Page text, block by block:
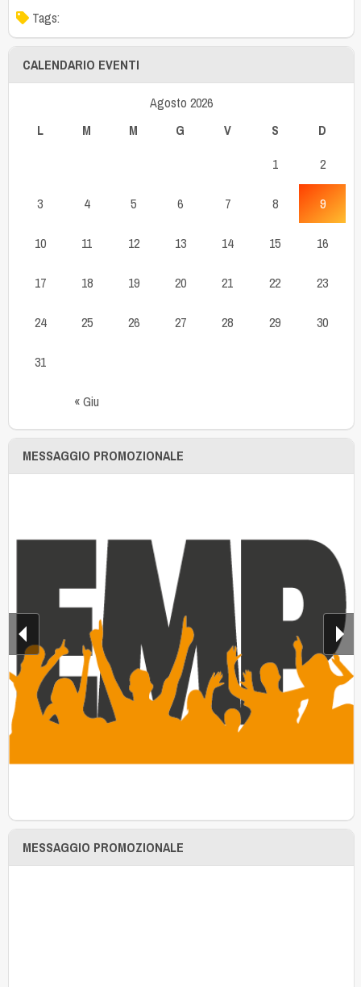
Tags:
CALENDARIO EVENTI
Agosto 2026
L
M M G V S D
« Giu
1 2
3 4 5 6 7 8 9
10 11 12 13 14 15 16
17 18 19 20 21 22 23
24 25 26 27 28 29 30
31
MESSAGGIO PROMOZIONALE
MESSAGGIO PROMOZIONALE